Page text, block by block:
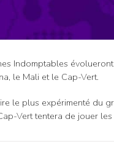
Indomptables
le Mali et le Cap-Vert.
le plus expérimenté du
Vert tentera de jouer